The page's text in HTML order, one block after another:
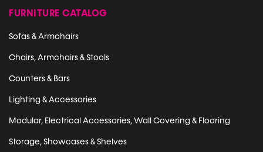
FURNITURE CATALOG
Sofas & Armchairs
Chairs, Armchairs & Stools
Counters & Bars
Lighting & Accessories
Modular, Electrical Accessories, Wall Covering & Flooring
Storage, Showcases & Shelves